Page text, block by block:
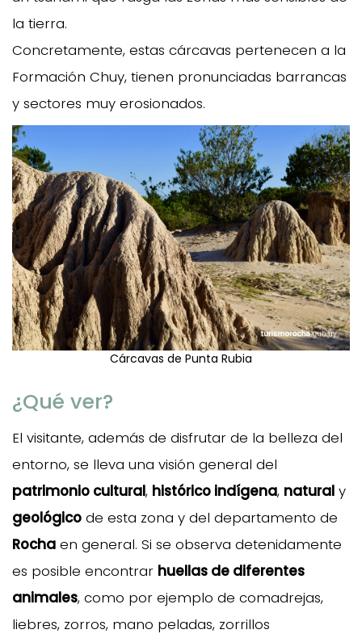
la tierra.
Concretamente, estas cárcavas pertenecen a la
Formación Chuy, tienen pronunciadas barrancas
y sectores muy erosionados.
Cárcavas de Punta Rubia
¿Qué ver?
El visitante, además de disfrutar de la belleza del
entorno, se lleva una visión general del
patrimonio cultural, histórico indígena, natural y
geológico de esta zona y del departamento de
Rocha en general. Si se observa detenidamente
es posible encontrar huellas de diferentes
animales, como por ejemplo de comadrejas,
liebres, zorros, mano peladas, zorrillos